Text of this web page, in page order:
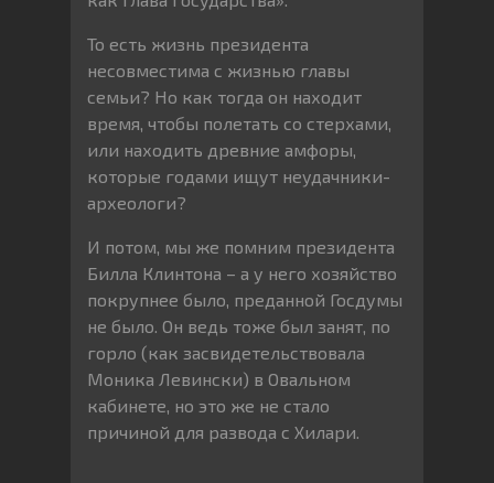
То есть жизнь президента
несовместима с жизнью главы
семьи? Но как тогда он находит
время, чтобы полетать со стерхами,
или находить древние амфоры,
которые годами ищут неудачники-
археологи?
И потом, мы же помним президента
Билла Клинтона – а у него хозяйство
покрупнее было, преданной Госдумы
не было. Он ведь тоже был занят, по
горло (как засвидетельствовала
Моника Левински) в Овальном
кабинете, но это же не стало
причиной для развода с Хилари.